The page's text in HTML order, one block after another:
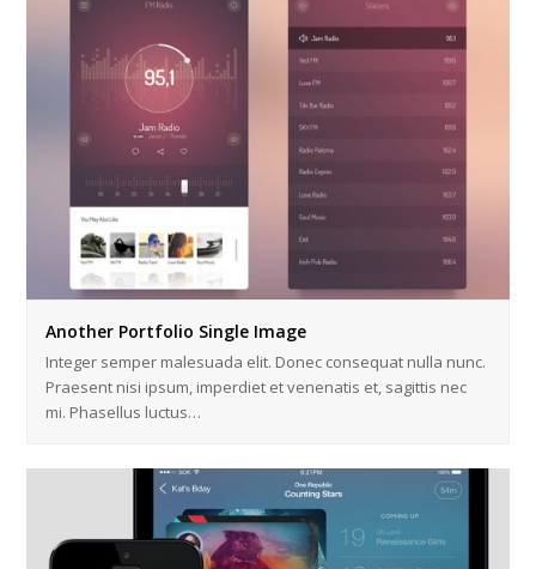
Another Portfolio Single Image
Integer semper malesuada elit. Donec consequat nulla nunc.
Praesent nisi ipsum, imperdiet et venenatis et, sagittis nec
mi. Phasellus luctus…